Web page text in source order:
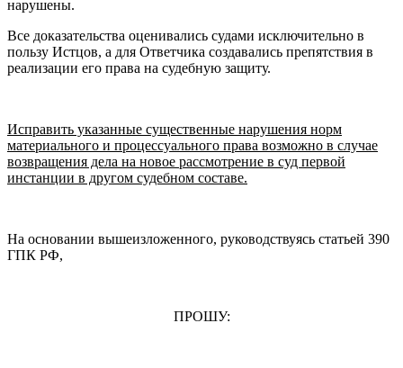
нарушены.
Все доказательства оценивались судами исключительно в
пользу Истцов, а для Ответчика создавались препятствия в
реализации его права на судебную защиту.
Исправить указанные существенные нарушения норм
материального и процессуального права возможно в случае
возвращения дела на новое рассмотрение в суд первой
инстанции в другом судебном составе.
На основании вышеизложенного, руководствуясь статьей 390
ГПК РФ,
ПРОШУ: